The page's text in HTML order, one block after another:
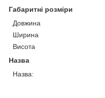
Габаритні розміри
Довжина
Ширина
Висота
Назва
Назва: